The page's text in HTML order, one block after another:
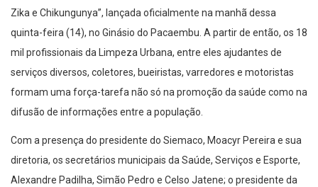
Zika e Chikungunya”, lançada oficialmente na manhã dessa
quinta-feira (14), no Ginásio do Pacaembu. A partir de então, os 18
mil profissionais da Limpeza Urbana, entre eles ajudantes de
serviços diversos, coletores, bueiristas, varredores e motoristas
formam uma força-tarefa não só na promoção da saúde como na
difusão de informações entre a população.
Com a presença do presidente do Siemaco, Moacyr Pereira e sua
diretoria, os secretários municipais da Saúde, Serviços e Esporte,
Alexandre Padilha, Simão Pedro e Celso Jatene; o presidente da